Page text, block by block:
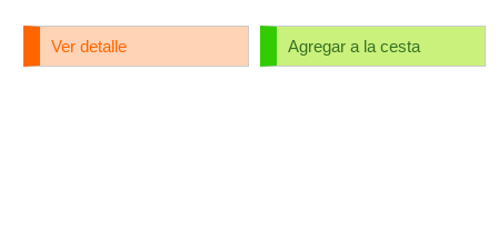
Agregar a la cesta
Ver detalle